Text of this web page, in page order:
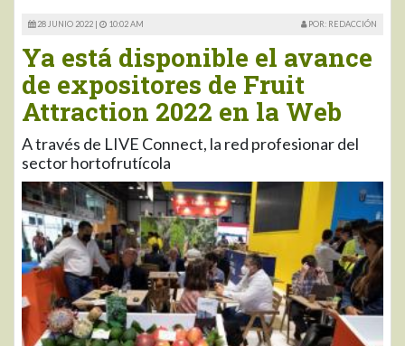
28 JUNIO 2022 | 10:02 AM POR: REDACCIÓN
Ya está disponible el avance
de expositores de Fruit
Attraction 2022 en la Web
A través de LIVE Connect, la red profesionar del
sector hortofrutícola